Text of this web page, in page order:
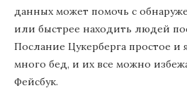
данных может помочь с
или быстрее находить людей
Послание Цукерберга простое и
много бед, и их все можно
Фейсбук.